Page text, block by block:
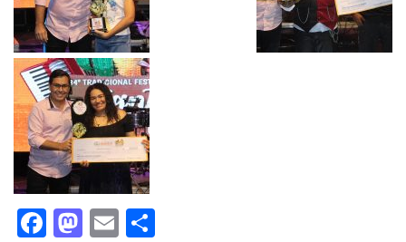
Facebook
Mastodon
Email